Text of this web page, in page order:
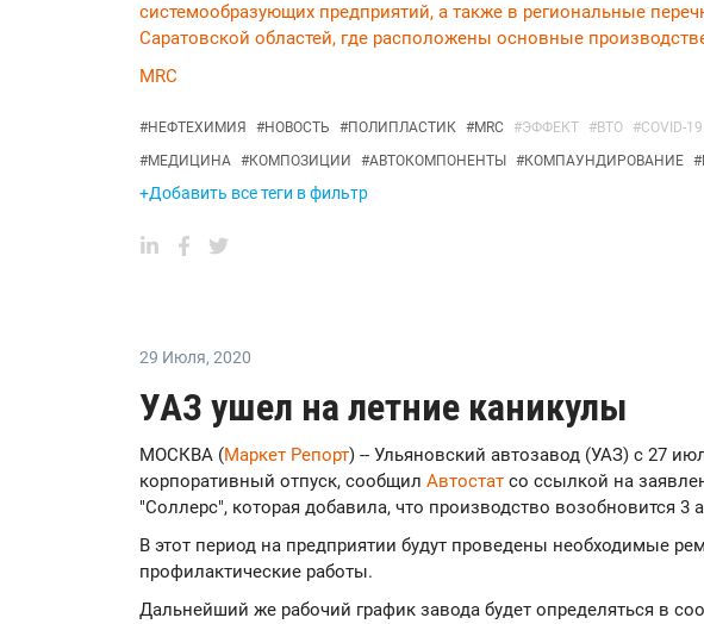
системообразующих предприятий, а также в региональные
Саратовской областей, где расположены основные
MRC
#НЕФТЕХИМИЯ #НОВОСТЬ #ПОЛИПЛАСТИК #MRC #ЭФФЕКТ #ВТО #COVID-19
#МЕДИЦИНА #КОМПОЗИЦИИ #АВТОКОМПОНЕНТЫ #КОМПАУНДИРОВАНИЕ #
+Добавить все теги в фильтр
29 Июля, 2020
УАЗ ушел на летние каникулы
МОСКВА (Маркет Репорт) -- Ульяновский автозавод (УАЗ) с 27
корпоративный отпуск, сообщил Автостат со ссылкой на
"Соллерс", которая добавила, что производство возобновится 3
В этот период на предприятии будут проведены необходимые
профилактические работы.
Дальнейший же рабочий график завода будет определяться в